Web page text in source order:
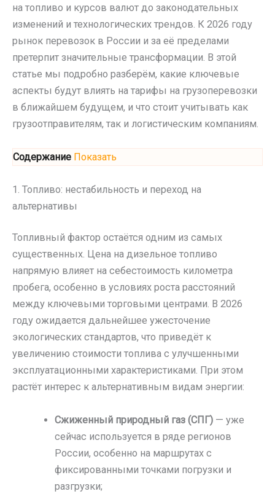
на топливо и курсов валют до законодательных
изменений и технологических трендов. К 2026 году
рынок перевозок в России и за её пределами
претерпит значительные трансформации. В этой
статье мы подробно разберём, какие ключевые
аспекты будут влиять на тарифы на грузоперевозки
в ближайшем будущем, и что стоит учитывать как
грузоотправителям, так и логистическим компаниям.
Содержание Показать
1. Топливо: нестабильность и переход на
альтернативы
Топливный фактор остаётся одним из самых
существенных. Цена на дизельное топливо
напрямую влияет на себестоимость километра
пробега, особенно в условиях роста расстояний
между ключевыми торговыми центрами. В 2026
году ожидается дальнейшее ужесточение
экологических стандартов, что приведёт к
увеличению стоимости топлива с улучшенными
эксплуатационными характеристиками. При этом
растёт интерес к альтернативным видам энергии:
Сжиженный природный газ (СПГ) — уже
сейчас используется в ряде регионов
России, особенно на маршрутах с
фиксированными точками погрузки и
разгрузки;